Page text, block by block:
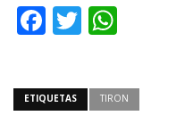
Facebook
Twitter
ETIQUETAS TIRON